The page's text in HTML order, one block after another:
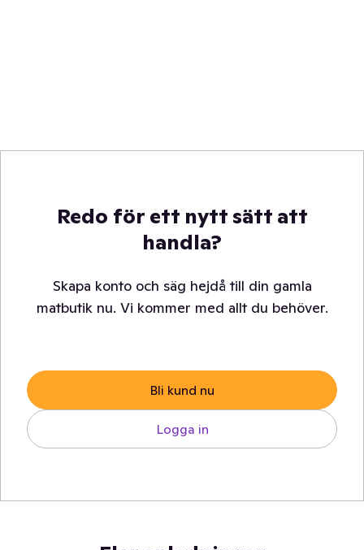
Redo för ett nytt sätt att
handla?
Skapa konto och säg hejdå till din gamla
matbutik nu. Vi kommer med allt du behöver.
Bli kund nu
Logga in